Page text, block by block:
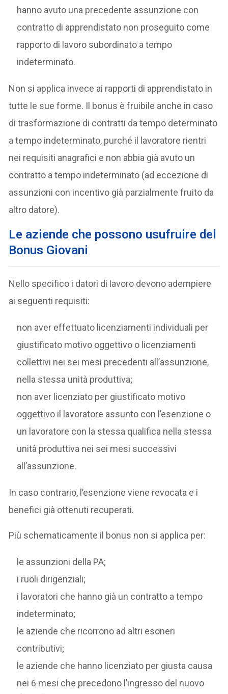
hanno avuto una precedente assunzione con
contratto di apprendistato non proseguito come
rapporto di lavoro subordinato a tempo
indeterminato.
Non si applica invece ai rapporti di apprendistato in
tutte le sue forme. Il bonus è fruibile anche in caso
di trasformazione di contratti da tempo determinato
a tempo indeterminato, purché il lavoratore rientri
nei requisiti anagrafici e non abbia già avuto un
contratto a tempo indeterminato (ad eccezione di
assunzioni con incentivo già parzialmente fruito da
altro datore).
Le aziende che possono usufruire del
Bonus Giovani
Nello specifico i datori di lavoro devono adempiere
ai seguenti requisiti:
non aver effettuato licenziamenti individuali per
giustificato motivo oggettivo o licenziamenti
collettivi nei sei mesi precedenti all’assunzione,
nella stessa unità produttiva;
non aver licenziato per giustificato motivo
oggettivo il lavoratore assunto con l’esenzione o
un lavoratore con la stessa qualifica nella stessa
unità produttiva nei sei mesi successivi
all’assunzione.
In caso contrario, l’esenzione viene revocata e i
benefici già ottenuti recuperati.
Più schematicamente il bonus non si applica per:
le assunzioni della PA;
i ruoli dirigenziali;
i lavoratori che hanno già un contratto a tempo
indeterminato;
le aziende che ricorrono ad altri esoneri
contributivi;
le aziende che hanno licenziato per giusta causa
nei 6 mesi che precedono l’ingresso del nuovo